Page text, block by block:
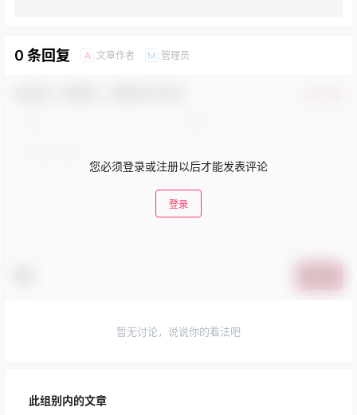
此组别内的文章
0 条回复 A 文章作者 M 管理员
您必须登录或注册以后才能发表评论
登录
暂无讨论，说说你的看法吧